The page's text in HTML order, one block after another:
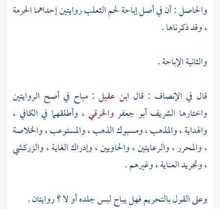
والحاصل : أن في أصل إباحة لحم الثعلب روايتين إحداهما الحرمة
، وقد ذكرناها .
والثانية الإباحة .
قال في الإنصاف : قال ابن عقيل : مباح في أصح الروايتين
واختارها الشريف أبو جعفر والخرقي ، وأطلقهما في الكافي ،
والهداية ، والمذهب ، ومسبوك الذهب ، والمستوعب ، والخلاصة
، والمحرر ، والرعايتين ، والحاويين ، وإدراك الغاية ،والزركشي
، وتجريد العناية ، وغيرهم .
وعلى القول بالتحريم فهل يباح لبس جلده أو لا ؟ روايتان .